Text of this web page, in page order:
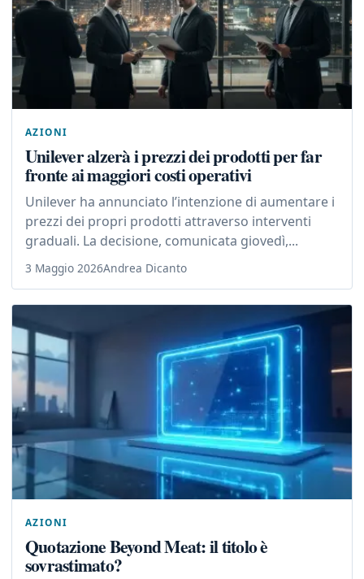
AZIONI
Unilever alzerà i prezzi dei prodotti per far
fronte ai maggiori costi operativi
Unilever ha annunciato l’intenzione di aumentare i
prezzi dei propri prodotti attraverso interventi
graduali. La decisione, comunicata giovedì,...
3 Maggio 2026Andrea Dicanto
AZIONI
Quotazione Beyond Meat: il titolo è
sovrastimato?